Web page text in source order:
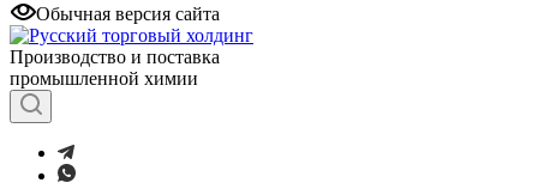
Обычная версия сайта
Производство и поставка
промышленной химии